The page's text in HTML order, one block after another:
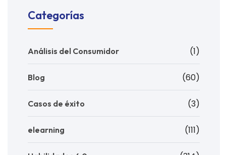
Categorías
Análisis del Consumidor (1)
Blog (60)
Casos de éxito (3)
elearning (111)